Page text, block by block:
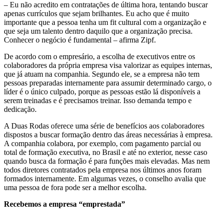
– Eu não acredito em contratações de última hora, tentando buscar
apenas currículos que sejam brilhantes. Eu acho que é muito
importante que a pessoa tenha um fit cultural com a organização e
que seja um talento dentro daquilo que a organização precisa.
Conhecer o negócio é fundamental – afirma Zipf.
De acordo com o empresário, a escolha de executivos entre os
colaboradores da própria empresa visa valorizar as equipes internas,
que já atuam na companhia. Segundo ele, se a empresa não tem
pessoas preparadas internamente para assumir determinado cargo, o
líder é o único culpado, porque as pessoas estão lá disponíveis a
serem treinadas e é precisamos treinar. Isso demanda tempo e
dedicação.
A Duas Rodas oferece uma série de benefícios aos colaboradores
dispostos a buscar formação dentro das áreas necessárias à empresa.
A companhia colabora, por exemplo, com pagamento parcial ou
total de formação executiva, no Brasil e até no exterior, nesse caso
quando busca da formação é para funções mais elevadas. Mas nem
todos diretores contratados pela empresa nos últimos anos foram
formados internamente. Em algumas vezes, o conselho avalia que
uma pessoa de fora pode ser a melhor escolha.
Recebemos a empresa “emprestada”